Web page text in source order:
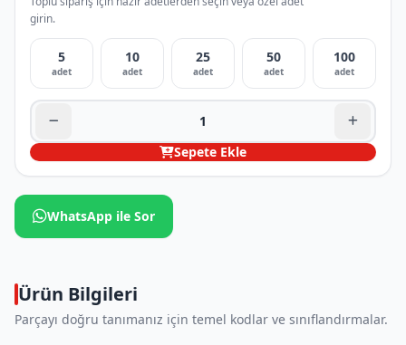
girin.
5
adet
10
adet
25
adet
50
adet
100
adet
Sepete Ekle
WhatsApp ile Sor
Ürün Bilgileri
Parçayı doğru tanımanız için temel kodlar ve sınıflandırmalar.